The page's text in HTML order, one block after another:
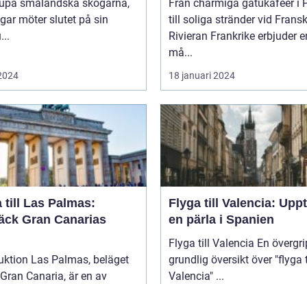
småländska skogarna,
möter slutet på sin
Från charmiga gatukaféer i
till soliga stränder vid
Rivieran Frankrike erbjuder en
må...
18 januari 2024
till Las Palmas:
Gran Canarias
Las Palmas, beläget
Canaria, är en av
Flyga till Valencia:
en pärla i Spanien
Flyga till Valencia En övergripande,
grundlig översikt över "flyga
Valencia" ...